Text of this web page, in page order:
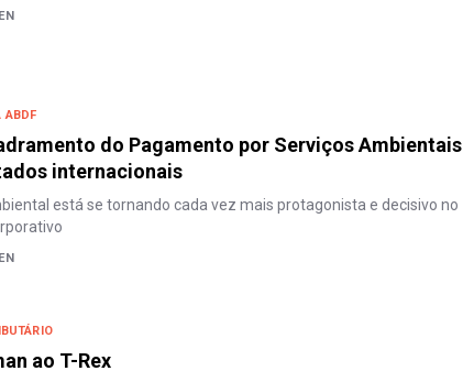
ABDF
do Pagamento por Serviços Ambientais
internacionais
está se tornando cada vez mais protagonista e decisivo no
ao T-Rex